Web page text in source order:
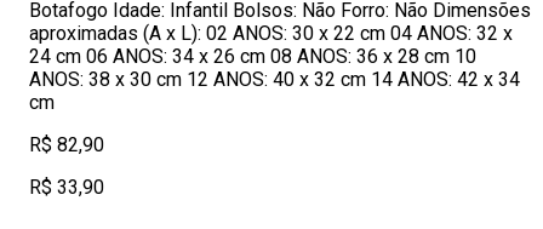
Botafogo Idade: Infantil Bolsos: Não Forro: Não Dimensões
aproximadas (A x L): 02 ANOS: 30 x 22 cm 04 ANOS: 32 x
24 cm 06 ANOS: 34 x 26 cm 08 ANOS: 36 x 28 cm 10
ANOS: 38 x 30 cm 12 ANOS: 40 x 32 cm 14 ANOS: 42 x 34
cm
R$ 82,90
R$ 33,90